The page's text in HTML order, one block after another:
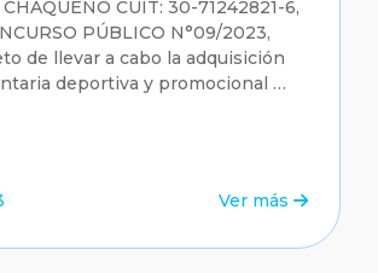
CUIT: 30-71242821-6,
PÚBLICO N°09/2023,
de llevar a cabo la adquisición
deportiva y promocional …
Ver más